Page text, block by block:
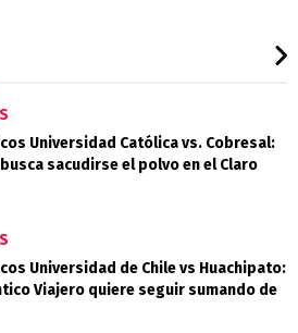
Universidad Católica vs. Cobresal:
sacudirse el polvo en el Claro
Universidad de Chile vs Huachipato:
Viajero quiere seguir sumando de